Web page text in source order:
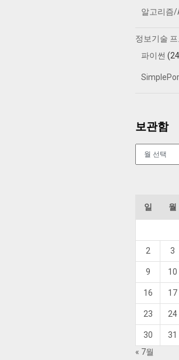
알고리즘/
정보기술
파이썬
보관함
일 월
2 3
9 10
16 17
23 24
30
31
« 7월